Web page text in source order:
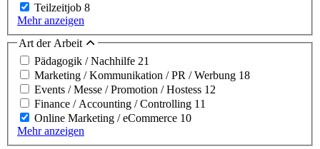
Teilzeitjob 8
Mehr anzeigen
Art der Arbeit
Pädagogik / Nachhilfe 21
Marketing / Kommunikation / PR / Werbung 18
Events / Messe / Promotion / Hostess 12
Finance / Accounting / Controlling 11
Online Marketing / eCommerce 10
Mehr anzeigen